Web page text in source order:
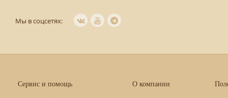
Мы в соцсетях:
Сервис и помощь О компании